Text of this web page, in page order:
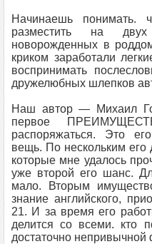
Начинаешь понимать.
разместить на
новорожденных в
криком заработали
воспринимать
дружелюбных шлепков
Наш автор — Михаил
первое
распоряжаться. Это
вещь. По нескольким
которые мне удалось
уже второй его шанс.
мало. Вторым
знание английского,
21. И за время его
делится со всеми. кто
достаточно